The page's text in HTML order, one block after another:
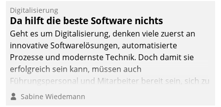
Einsparungen durch optimierte und automatisierte
Prozesse. Doch man darf nicht zu viel erwarten: Allein
mit der Einführung einer neuen Software ist es nicht
getan. Die Digitalisierung erfordert von Unternehmen
die Bereitschaft, sich zu überprüfen, zu hinterfragen
und zu verändern.
Digitalisierung
Da hilft die beste Software nichts
Geht es um Digitalisierung, denken viele zuerst an
innovative Softwarelösungen, automatisierte
Prozesse und modernste Technik. Doch damit sie
erfolgreich sein kann, müssen auch
Führungspersonal und Mitarbeiter bereit sein, sich zu
verändern und anzupassen, sonst werden sie an ihr
Sabine Wiedemann